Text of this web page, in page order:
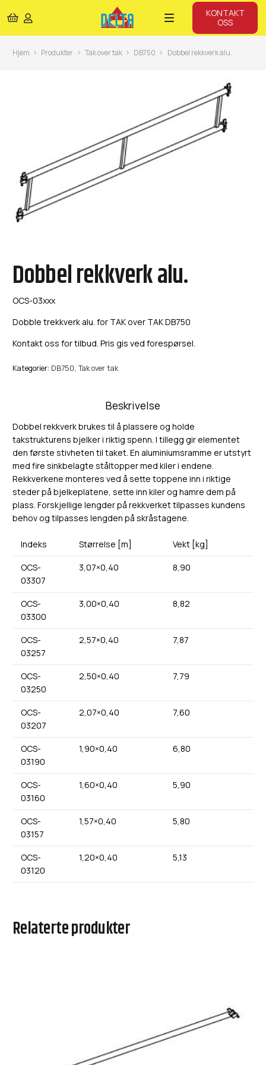
KONTAKT
OSS
Hjem Produkter Tak over tak DB750 Dobbel rekkverk alu.
Dobbel rekkverk alu.
OCS-03xxx
Dobble trekkverk alu. for TAK over TAK DB750
Kontakt oss for tilbud. Pris gis ved forespørsel.
Kategorier: DB750,Tak over tak
Beskrivelse
Dobbel rekkverk brukes til å plassere og holde
takstrukturens bjelker i riktig spenn. I tillegg gir elementet
den første stivheten til taket. En aluminiumsramme er utstyrt
med fire sinkbelagte ståltopper med kiler i endene.
Rekkverkene monteres ved å sette toppene inn i riktige
steder på bjelkeplatene, sette inn kiler og hamre dem på
plass. Forskjellige lengder på rekkverket tilpasses kundens
behov og tilpasses lengden på skråstagene.
Indeks Størrelse [m] Vekt [kg]
OCS-
03307
3,07×0,40 8,90
OCS-
03300
3,00×0,40 8,82
OCS-
03257
2,57×0,40 7,87
OCS-
03250
2,50×0,40 7,79
OCS-
03207
2,07×0,40 7,60
OCS-
03190
1,90×0,40 6,80
OCS-
03160
1,60×0,40 5,90
OCS-
03157
1,57×0,40 5,80
OCS-
03120
1,20×0,40 5,13
Relaterte produkter